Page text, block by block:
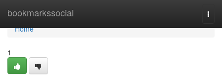
bookmarkssocial
Home
Home
1